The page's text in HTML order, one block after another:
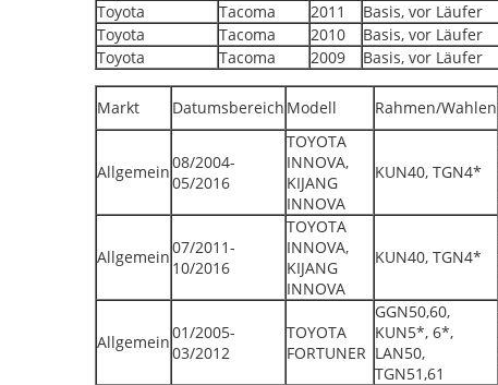
Toyota
Tacoma 2011 Basis, vor Läufer
Toyota
Tacoma 2010 Basis, vor Läufer
Toyota
Tacoma 2009 Basis, vor Läufer
Markt Datumsbereich Modell Rahmen/Wahlen
Allgemein08/2004-
05/2016
TOYOTA
INNOVA,
KIJANG
INNOVA
KUN40, TGN4*
Allgemein07/2011-
10/2016
TOYOTA
INNOVA,
KIJANG
INNOVA
KUN40, TGN4*
Allgemein01/2005-
03/2012
TOYOTA
FORTUNER
GGN50,60,
KUN5*, 6*,
LAN50,
TGN51,61